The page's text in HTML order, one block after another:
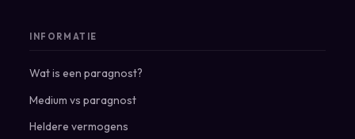
INFORMATIE
Wat is een paragnost?
Medium vs paragnost
Heldere vermogens